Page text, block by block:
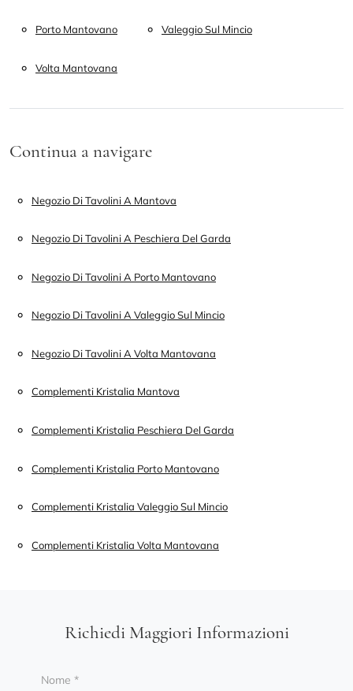
Porto Mantovano Valeggio Sul Mincio
Volta Mantovana
Continua a navigare
Negozio Di Tavolini A Mantova
Negozio Di Tavolini A Peschiera Del Garda
Negozio Di Tavolini A Porto Mantovano
Negozio Di Tavolini A Valeggio Sul Mincio
Negozio Di Tavolini A Volta Mantovana
Complementi Kristalia Mantova
Complementi Kristalia Peschiera Del Garda
Complementi Kristalia Porto Mantovano
Complementi Kristalia Valeggio Sul Mincio
Complementi Kristalia Volta Mantovana
Richiedi Maggiori Informazioni